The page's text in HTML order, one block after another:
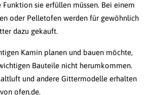
Funktion sie erfüllen müssen. Bei einem
oder Pelletofen werden für gewöhnlich
dazu gekauft.
Kamin planen und bauen möchte,
Bauteile nicht herumkommen.
und andere Gittermodelle erhalten
ofen.de.